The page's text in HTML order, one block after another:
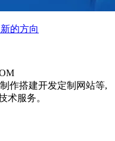
的方向
作搭建开发定制网站等,
术服务。